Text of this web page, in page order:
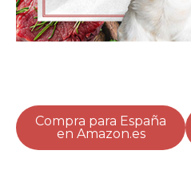
Compra para España
en Amazon.es